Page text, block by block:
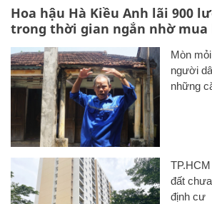
Hoa hậu Hà Kiều Anh lãi 900
trong thời gian ngắn nhờ mua
Mòn
người
những
đất
định cư